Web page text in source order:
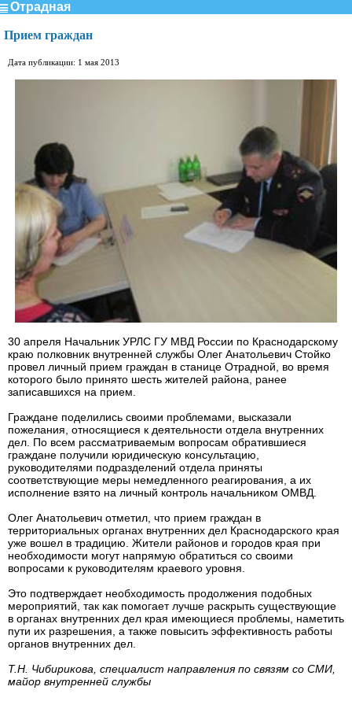
Отрадная
Прием граждан
Дата публикации: 1 мая 2013
30 апреля Начальник УРЛС ГУ МВД России по Краснодарскому
краю полковник внутренней службы Олег Анатольевич Стойко
провел личный прием граждан в станице Отрадной, во время
которого было принято шесть жителей района, ранее
записавшихся на прием.
Граждане поделились своими проблемами, высказали
пожелания, относящиеся к деятельности отдела внутренних
дел. По всем рассматриваемым вопросам обратившиеся
граждане получили юридическую консультацию,
руководителями подразделений отдела приняты
соответствующие меры немедленного реагирования, а их
исполнение взято на личный контроль начальником ОМВД.
Олег Анатольевич отметил, что прием граждан в
территориальных органах внутренних дел Краснодарского края
уже вошел в традицию. Жители районов и городов края при
необходимости могут напрямую обратиться со своими
вопросами к руководителям краевого уровня.
Это подтверждает необходимость продолжения подобных
мероприятий, так как помогает лучше раскрыть существующие
в органах внутренних дел края имеющиеся проблемы, наметить
пути их разрешения, а также повысить эффективность работы
органов внутренних дел.
Т.Н. Чибирикова, специалист направления по связям со СМИ,
майор внутренней службы